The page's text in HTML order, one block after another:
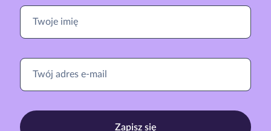
Zapisz się